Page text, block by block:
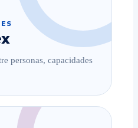
personas, capacidades